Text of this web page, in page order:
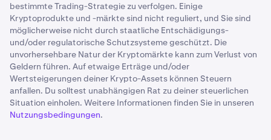
bestimmte Trading-Strategie zu verfolgen. Einige
Kryptoprodukte und -märkte sind nicht reguliert, und Sie sind
möglicherweise nicht durch staatliche Entschädigungs-
und/oder regulatorische Schutzsysteme geschützt. Die
unvorhersehbare Natur der Kryptomärkte kann zum Verlust von
Geldern führen. Auf etwaige Erträge und/oder
Wertsteigerungen deiner Krypto-Assets können Steuern
anfallen. Du solltest unabhängigen Rat zu deiner steuerlichen
Situation einholen. Weitere Informationen finden Sie in unseren
Nutzungsbedingungen.